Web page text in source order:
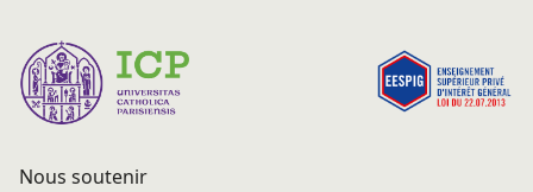
Nous soutenir